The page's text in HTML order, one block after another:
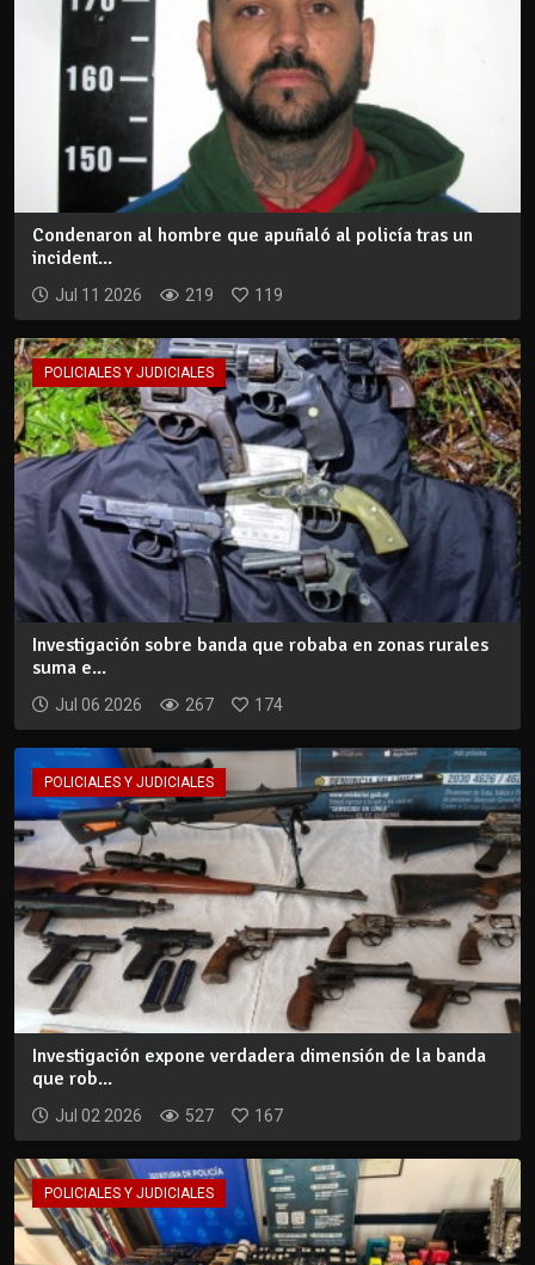
Condenaron al hombre que apuñaló al policía tras un
incident...
Jul 11 2026 219 119
POLICIALES Y JUDICIALES
Investigación sobre banda que robaba en zonas rurales
suma e...
Jul 06 2026 267 174
POLICIALES Y JUDICIALES
Investigación expone verdadera dimensión de la banda
que rob...
Jul 02 2026 527 167
POLICIALES Y JUDICIALES